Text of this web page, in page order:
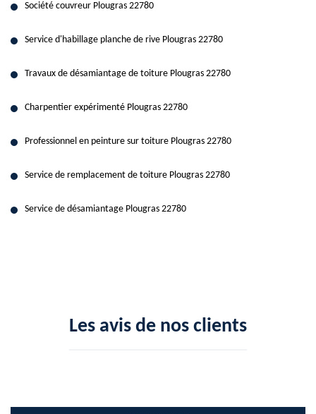
Société couvreur Plougras 22780
Service d'habillage planche de rive Plougras 22780
Travaux de désamiantage de toiture Plougras 22780
Charpentier expérimenté Plougras 22780
Professionnel en peinture sur toiture Plougras 22780
Service de remplacement de toiture Plougras 22780
Service de désamiantage Plougras 22780
Les avis de nos clients